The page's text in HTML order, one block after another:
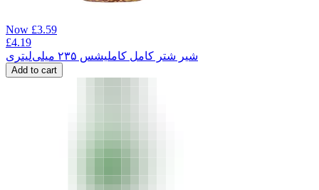
Now £3.59
£4.19
شیر شتر کامل کاملیشس ۲۳۵ میلی‌لیتری
Add to cart